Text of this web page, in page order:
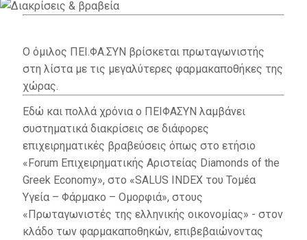
Ο όμιλος ΠΕΙ.ΦΑ.ΣΥΝ βρίσκεται πρωταγωνιστής
στη λίστα με τις μεγαλύτερες φαρμακαποθήκες της
χώρας.
Εδώ και πολλά χρόνια ο ΠΕΙΦΑΣΥΝ λαμβάνει
συστηματικά διακρίσεις σε διάφορες
επιχειρηματικές βραβεύσεις όπως στο ετήσιο
«Forum Επιχειρηματικής Αριστείας Diamonds of the
Greek Economy», στο «SALUS INDEX του Τομέα
Υγεία – Φάρμακο – Ομορφιά», στους
«Πρωταγωνιστές της ελληνικής οικονομίας» - στον
κλάδο των φαρμακαποθηκών, επιβεβαιώνοντας